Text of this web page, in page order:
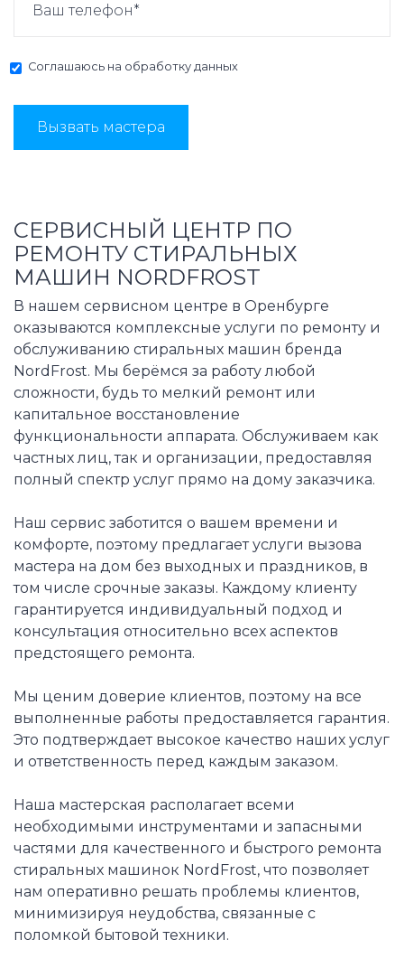
Соглашаюсь на обработку данных
Вызвать мастера
СЕРВИСНЫЙ ЦЕНТР ПО
РЕМОНТУ СТИРАЛЬНЫХ
МАШИН NORDFROST
В нашем сервисном центре в Оренбурге
оказываются комплексные услуги по ремонту и
обслуживанию стиральных машин бренда
NordFrost. Мы берёмся за работу любой
сложности, будь то мелкий ремонт или
капитальное восстановление
функциональности аппарата. Обслуживаем как
частных лиц, так и организации, предоставляя
полный спектр услуг прямо на дому заказчика.
Наш сервис заботится о вашем времени и
комфорте, поэтому предлагает услуги вызова
мастера на дом без выходных и праздников, в
том числе срочные заказы. Каждому клиенту
гарантируется индивидуальный подход и
консультация относительно всех аспектов
предстоящего ремонта.
Мы ценим доверие клиентов, поэтому на все
выполненные работы предоставляется гарантия.
Это подтверждает высокое качество наших услуг
и ответственность перед каждым заказом.
Наша мастерская располагает всеми
необходимыми инструментами и запасными
частями для качественного и быстрого ремонта
стиральных машинок NordFrost, что позволяет
нам оперативно решать проблемы клиентов,
минимизируя неудобства, связанные с
поломкой бытовой техники.